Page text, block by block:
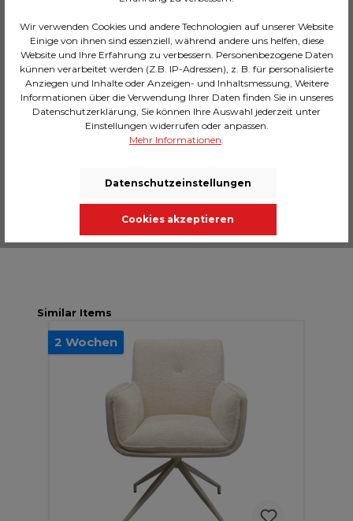
Beschreibung
Dieser Drehstuhl ist ein echtes Style-Statement!
Die sanft geschwungene Form und der edle, helle
Bezug verleihen ihm eine lu…Mehr
Massangaben
Similar Items
2 Wochen
Wir verwenden Cookies und andere Technologien auf unserer Website
Einige von ihnen sind essenziell, während andere uns helfen, diese
Website und Ihre Erfahrung zu verbessern. Personenbezogene Daten
künnen verarbeitet werden (Z.B. IP-Adressen), z. B. für personalisierte
Anziegen und Inhalte oder Anzeigen- und Inhaltsmessung, Weitere
Informationen über die Verwendung Ihrer Daten finden Sie in unseres
Datenschutzerklärung, Sie können Ihre Auswahl jederzeit unter
Einstellungen widerrufen oder anpassen.
Mehr Informationen.
Datenschutzeinstellungen
Cookies akzeptieren